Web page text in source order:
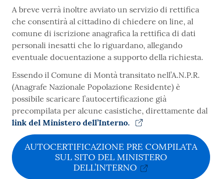
A breve verrà inoltre avviato un servizio di rettifica
che consentirà al cittadino di chiedere on line, al
comune di iscrizione anagrafica la rettifica di dati
personali inesatti che lo riguardano, allegando
eventuale docuentazione a supporto della richiesta.
Essendo il Comune di Montà transitato nell’A.N.P.R.
(Anagrafe Nazionale Popolazione Residente) è
possibile scaricare l’autocertificazione già
precompilata per alcune casistiche, direttamente dal
link del Ministero dell’Interno.
AUTOCERTIFICAZIONE PRE COMPILATA
SUL SITO DEL MINISTERO
DELL’INTERNO